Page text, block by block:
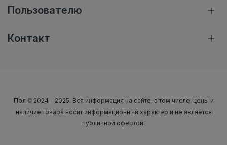
Пользователю
Контакт
Пол © 2024 - 2025. Вся информация на сайте, в том числе, цены и
наличие товара носит информационный характер и не является
публичной офертой.